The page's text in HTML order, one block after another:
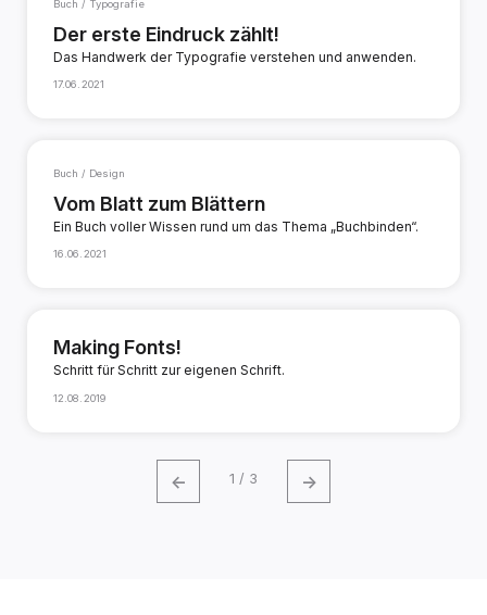
Buch / Typografie
Der erste Eindruck zählt!
Das Handwerk der Typografie verstehen und anwenden.
17.06.2021
Buch / Design
Vom Blatt zum Blättern
Ein Buch voller Wissen rund um das Thema „Buchbinden“.
16.06.2021
Making Fonts!
Schritt für Schritt zur eigenen Schrift.
12.08.2019
← 1 / 3 →